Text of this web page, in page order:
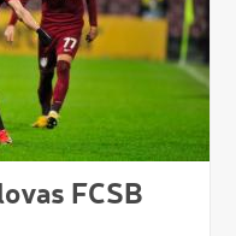
FCSB